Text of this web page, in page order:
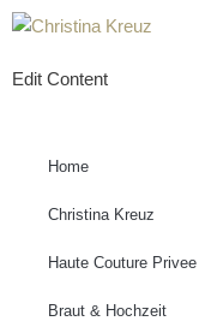
Edit Content
Home
Christina Kreuz
Haute Couture Privee
Braut & Hochzeit